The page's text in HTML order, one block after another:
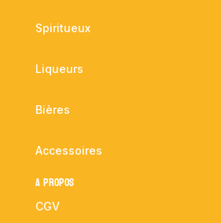
Spiritueux
Liqueurs
Bières
Accessoires
A propos
CGV